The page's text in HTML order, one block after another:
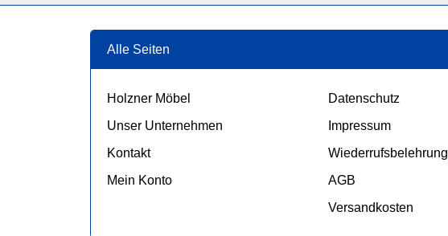
Alle Seiten
Holzner Möbel
Unser Unternehmen
Kontakt
Mein Konto
Datenschutz
Impressum
Wiederrufsbelehrung
AGB
Versandkosten